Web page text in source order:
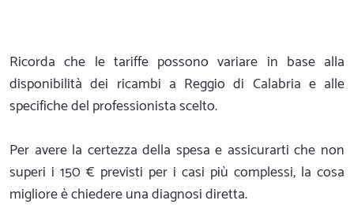
Ricorda che le tariffe possono variare in base alla
disponibilità dei ricambi a Reggio di Calabria e alle
specifiche del professionista scelto.
Per avere la certezza della spesa e assicurarti che non
superi i 150 € previsti per i casi più complessi, la cosa
migliore è chiedere una diagnosi diretta.